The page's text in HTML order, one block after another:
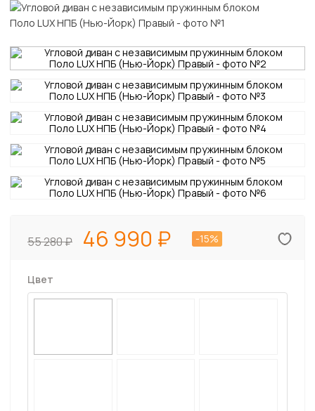
55 280 46 990 -15%
Цвет